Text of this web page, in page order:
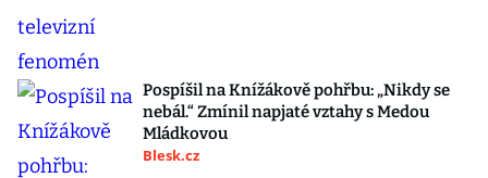
Pospíšil na Knížákově pohřbu: „Nikdy se
nebál.“ Zmínil napjaté vztahy s Medou
Mládkovou
Blesk.cz